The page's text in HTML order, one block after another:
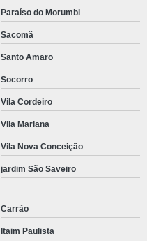
Paraíso do Morumbi
Sacomã
Santo Amaro
Socorro
Vila Cordeiro
Vila Mariana
Vila Nova Conceição
jardim São Saveiro
Carrão
Itaim Paulista